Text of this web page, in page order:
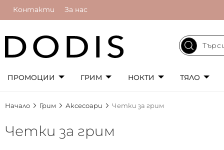
Контакти За нас
ПРОМОЦИИ ГРИМ НОКТИ ТЯЛО
Начало Грим Аксесоари Четки за грим
Четки за грим